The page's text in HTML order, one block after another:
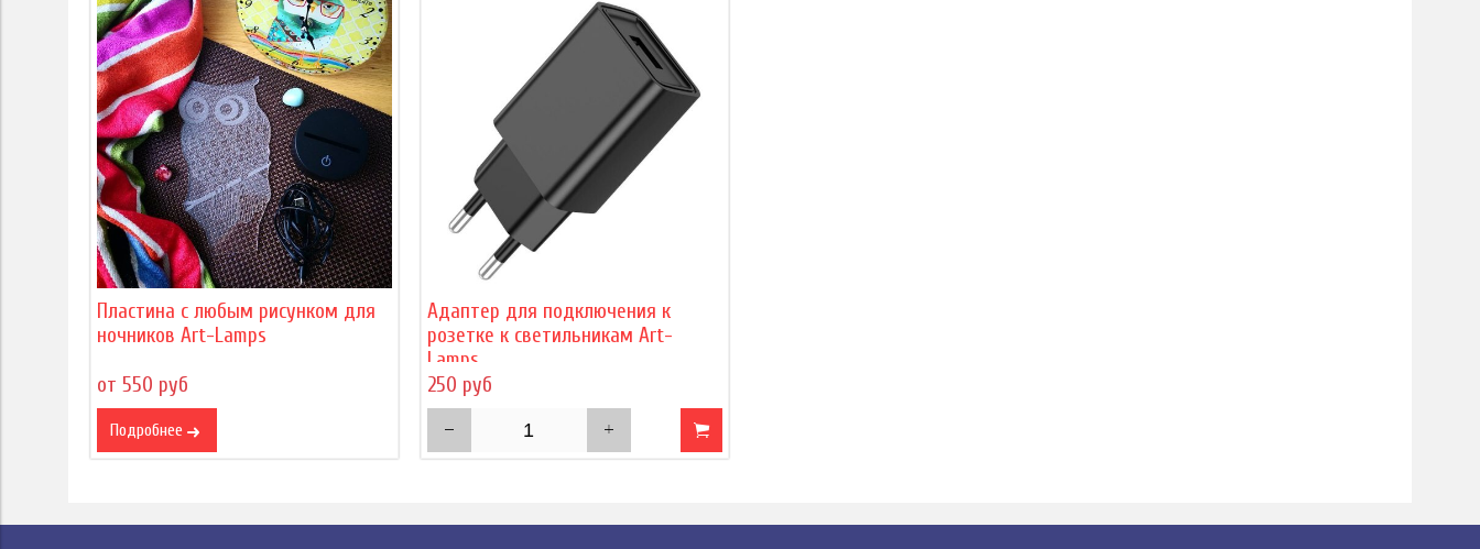
Пластина с любым рисунком для
ночников Art-Lamps
от 550 руб
Подробнее
Адаптер для подключения к
розетке к светильникам Art-
Lamps
250 руб